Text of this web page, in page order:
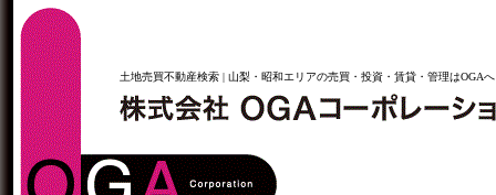
土地売買不動産検索 | 山梨・昭和エリアの売買・投資・賃貸・管理はOGAへ